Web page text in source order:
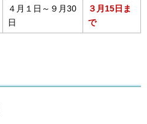
４月１日～９月30
日
３月15日ま
で